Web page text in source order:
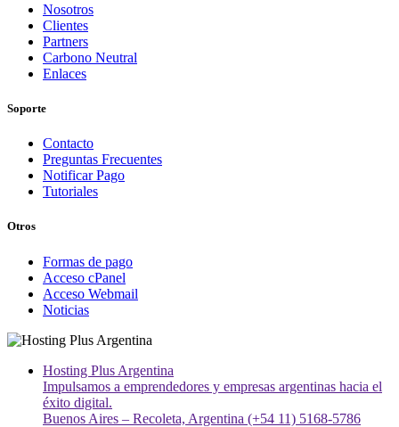
Nosotros
Clientes
Partners
Carbono Neutral
Enlaces
Soporte
Contacto
Preguntas Frecuentes
Notificar Pago
Tutoriales
Otros
Formas de pago
Acceso cPanel
Acceso Webmail
Noticias
Hosting Plus Argentina
Impulsamos a emprendedores y empresas argentinas hacia el
éxito digital.
Buenos Aires – Recoleta, Argentina (+54 11) 5168-5786